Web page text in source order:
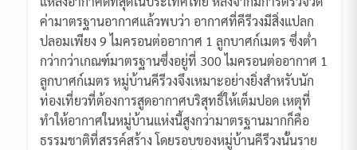
ค่ามาตรฐานอากาศแล้วพบว่า อากาศที่คีรีวงมีสิ่งแปลก
ปลอมเพียง 9 ไมครอนต่ออากาศ 1 ลูกบาศก์เมตร ซึ่งต่ำ
กว่ากว่าเกณฑ์มาตรฐานซึ่งอยู่ที่ 300 ไมครอนต่ออากาศ 1
ลูกบาศก์เมตร หมู่บ้านคีรีวงจึงเหมาะอย่างยิ่งสำหรับนัก
ท่องเที่ยวที่ต้องการสูดอากาศบริสุทธิ์ให้เต็มปอด เหตุที่
ทำให้อากาศในหมู่บ้านแห่งนี้สูงกว่ามาตรฐานมากก็คือ
ธรรมชาติที่สรรค์สร้าง โดยรอบของหมู่บ้านคีรีวงนั้นราย